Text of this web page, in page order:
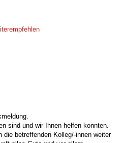
sind und wir Ihnen helfen konnten.
die betreffenden Kolleg/-innen weiter